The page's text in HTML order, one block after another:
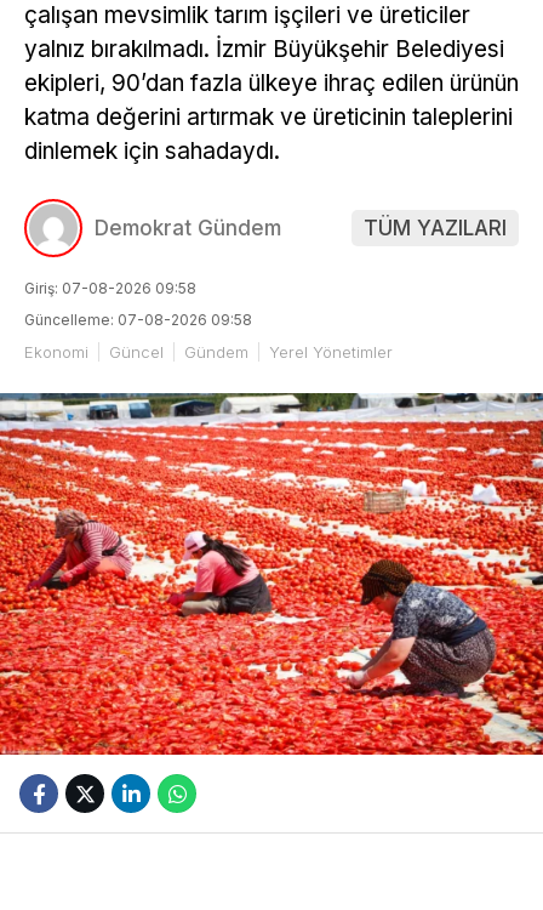
çalışan mevsimlik tarım işçileri ve üreticiler
yalnız bırakılmadı. İzmir Büyükşehir Belediyesi
ekipleri, 90’dan fazla ülkeye ihraç edilen ürünün
katma değerini artırmak ve üreticinin taleplerini
dinlemek için sahadaydı.
Demokrat Gündem TÜM YAZILARI
Giriş: 07-08-2026 09:58
Güncelleme: 07-08-2026 09:58
Ekonomi Güncel Gündem Yerel Yönetimler